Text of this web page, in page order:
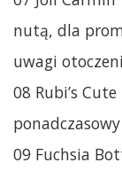
nutą, dla
uwagi
08 Rubi’s
09 Fuchsia